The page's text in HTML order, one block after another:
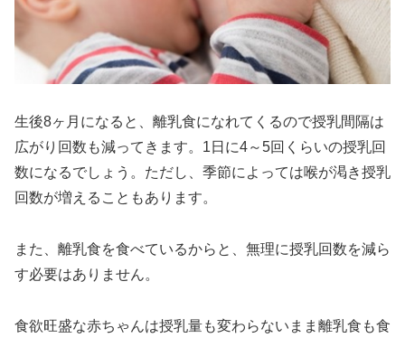
生後8ヶ月になると、離乳食になれてくるので授乳間隔は
広がり回数も減ってきます。1日に4～5回くらいの授乳回
数になるでしょう。ただし、季節によっては喉が渇き授乳
回数が増えることもあります。
また、離乳食を食べているからと、無理に授乳回数を減ら
す必要はありません。
食欲旺盛な赤ちゃんは授乳量も変わらないまま離乳食も食